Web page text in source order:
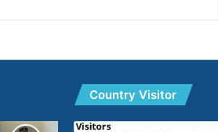
Country Visitor